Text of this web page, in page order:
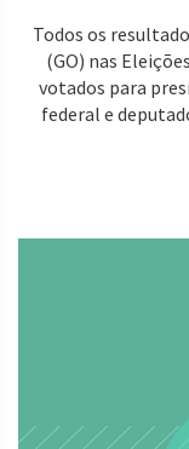
Todos os
(GO) nas
votados para
federal e